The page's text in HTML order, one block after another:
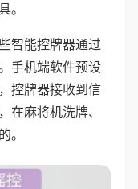
。
智能控牌器通过
手机端软件预设
控牌器接收到信
在麻将机洗牌、
。